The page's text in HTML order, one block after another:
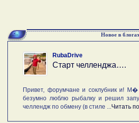
Новое в блогах
RubaDrive
Старт челленджа….
Привет, форумчане и соклубник и!
безумно люблю рыбалку и решил
челлендж по обмену (в стиле ... Читать